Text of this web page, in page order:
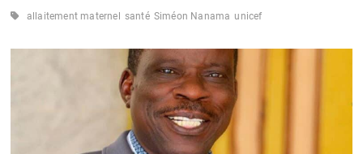
allaitement maternel santé Siméon Nanama unicef